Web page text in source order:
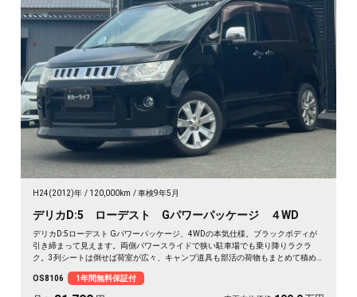
H24(2012)年 120,000km 車検9年5月
デリカD:5 ローデスト Gパワーパッケージ ４WD
デリカD:5ローデスト Gパワーパッケージ、4WDの本気仕様。ブラックボディが
引き締まって見えます。両側パワースライドで狭い駐車場でも乗り降りラクラ
ク。3列シートは倒せば荷室が広々、キャンプ道具も部活の荷物もまとめて積め
遠出も、これ一台で頼れる相棒に🚗✨💺🙌。安心して長く乗れる《1年保証付》で
す😊
OS8106 1年間無料保証付